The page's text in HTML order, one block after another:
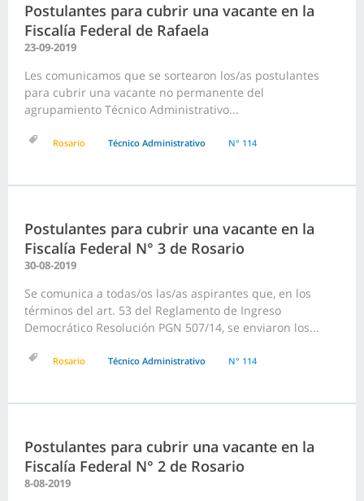
Postulantes para cubrir una vacante en la
Fiscalía Federal de Rafaela
23-09-2019
Les comunicamos que se sortearon los/as postulantes
para cubrir una vacante no permanente del
agrupamiento Técnico Administrativo...
Rosario Técnico Administrativo N° 114
Postulantes para cubrir una vacante en la
Fiscalía Federal N° 3 de Rosario
30-08-2019
Se comunica a todas/os las/as aspirantes que, en los
términos del art. 53 del Reglamento de Ingreso
Democrático Resolución PGN 507/14, se enviaron los...
Rosario Técnico Administrativo N° 114
Postulantes para cubrir una vacante en la
Fiscalía Federal N° 2 de Rosario
8-08-2019